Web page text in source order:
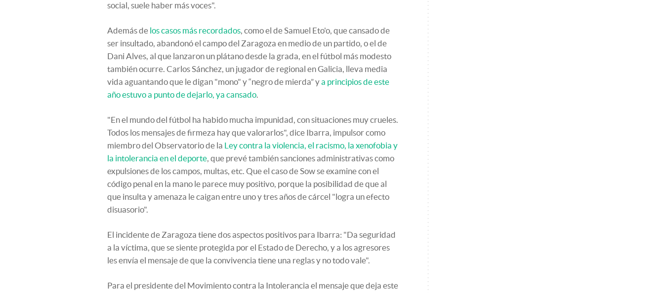
social, suele haber más voces".
Además de los casos más recordados, como el de Samuel Eto'o, que cansado de
ser insultado, abandonó el campo del Zaragoza en medio de un partido, o el de
Dani Alves, al que lanzaron un plátano desde la grada, en el fútbol más modesto
también ocurre. Carlos Sánchez, un jugador de regional en Galicia, lleva media
vida aguantando que le digan "mono" y “negro de mierda” ya principios de este
año estuvo a punto de dejarlo, ya cansado.
"En el mundo del fútbol ha habido mucha impunidad, con situaciones muy crueles.
Todos los mensajes de firmeza hay que valorarlos", dice Ibarra, impulsor como
miembro del Observatorio de la Ley contra la violencia, el racismo, la xenofobia y
la intolerancia en el deporte, que prevé también sanciones administrativas como
expulsiones de los campos, multas, etc. Que el caso de Sow se examine con el
código penal en la mano le parece muy positivo, porque la posibilidad de que al
que insulta y amenaza le caigan entre uno y tres años de cárcel "logra un efecto
disuasorio".
El incidente de Zaragoza tiene dos aspectos positivos para Ibarra: "Da seguridad
a la víctima, que se siente protegida por el Estado de Derecho, y a los agresores
les envía el mensaje de que la convivencia tiene una reglas y no todo vale".
Para el presidente del Movimiento contra la Intolerancia el mensaje que deja este